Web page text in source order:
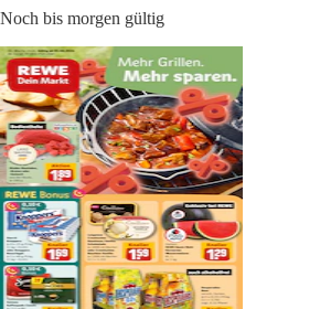
Noch bis morgen gültig